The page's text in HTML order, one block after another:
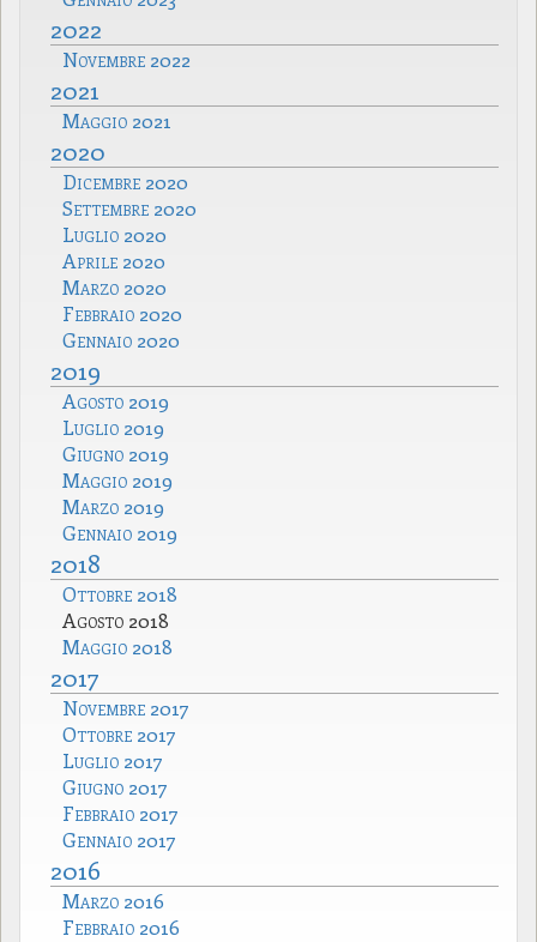
2022
Novembre 2022
2021
Maggio 2021
2020
Dicembre 2020
Settembre 2020
Luglio 2020
Aprile 2020
Marzo 2020
Febbraio 2020
Gennaio 2020
2019
Agosto 2019
Luglio 2019
Giugno 2019
Maggio 2019
Marzo 2019
Gennaio 2019
2018
Ottobre 2018
Agosto 2018
Maggio 2018
2017
Novembre 2017
Ottobre 2017
Luglio 2017
Giugno 2017
Febbraio 2017
Gennaio 2017
2016
Marzo 2016
Febbraio 2016